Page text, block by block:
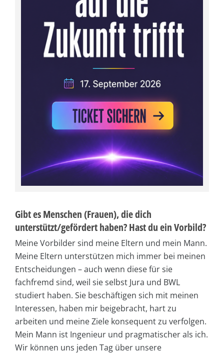
Gibt es Menschen (Frauen), die dich
unterstützt/gefördert haben? Hast du ein Vorbild?
Meine Vorbilder sind meine Eltern und mein Mann.
Meine Eltern unterstützen mich immer bei meinen
Entscheidungen – auch wenn diese für sie
fachfremd sind, weil sie selbst Jura und BWL
studiert haben. Sie beschäftigen sich mit meinen
Interessen, haben mir beigebracht, hart zu
arbeiten und meine Ziele konsequent zu verfolgen.
Mein Mann ist Ingenieur und pragmatischer als ich.
Wir können uns jeden Tag über unsere